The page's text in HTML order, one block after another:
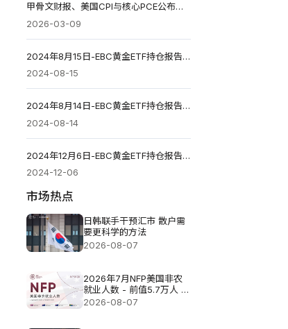
甲骨文财报、美国CPI与核心PCE公布，AI与降息前景如何？
2026-03-09
2024年8月15日-EBC黄金ETF持仓报告解读
2024-08-15
2024年8月14日-EBC黄金ETF持仓报告解读
2024-08-14
2024年12月6日-EBC黄金ETF持仓报告解读
2024-12-06
市场热点
日韩联手干预汇市 散户需
要更科学的方法
2026-08-07
2026年7月NFP美国非农
就业人数 - 前值5.7万人 预
测值8.3万
2026-08-07